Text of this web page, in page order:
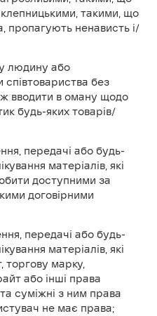
такими, що
пропагують ненависть і/
людину або
співтовариства без
вводити в оману щодо
будь-яких товарів/
передачі або будь-
матеріалів, які
доступними за
договірними
передачі або будь-
матеріалів, які
торгову марку,
або інші права
суміжні з ним права
не має права;